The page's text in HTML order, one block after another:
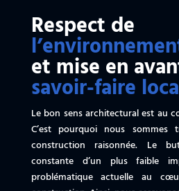
Respect de
et mise en
savoir-faire
Le bon sens architectural est au
C’est pourquoi nous sommes
construction raisonnée. Le
constante d’un plus faible
problématique actuelle au